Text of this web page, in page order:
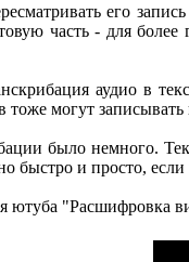
его
часть - для более
аудио в
могут
было немного.
быстро и просто,
"Расшифровка